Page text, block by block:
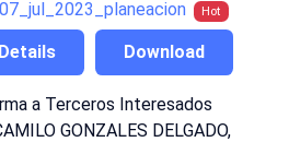
Hot
Download
Details
a Terceros Interesados
GONZALES DELGADO,